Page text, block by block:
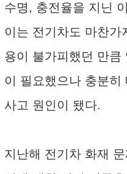
수명, 충전율을 지닌
이는 전기차도 마찬
용이 불가피했던 만큼
이 필요했으나 충분히
사고 원인이 됐다.
지난해 전기차 화재